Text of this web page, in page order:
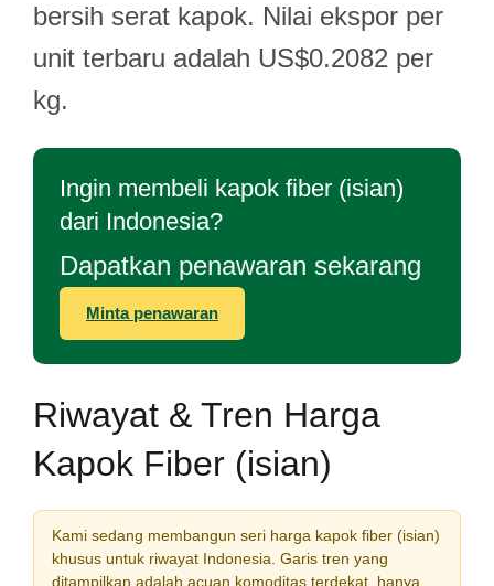
bersih serat kapok. Nilai ekspor per
unit terbaru adalah US$0.2082 per
kg.
Ingin membeli kapok fiber (isian)
dari Indonesia?
Dapatkan penawaran sekarang
Minta penawaran
Riwayat & Tren Harga
Kapok Fiber (isian)
Kami sedang membangun seri harga kapok fiber (isian)
khusus untuk riwayat Indonesia. Garis tren yang
ditampilkan adalah acuan komoditas terdekat, hanya